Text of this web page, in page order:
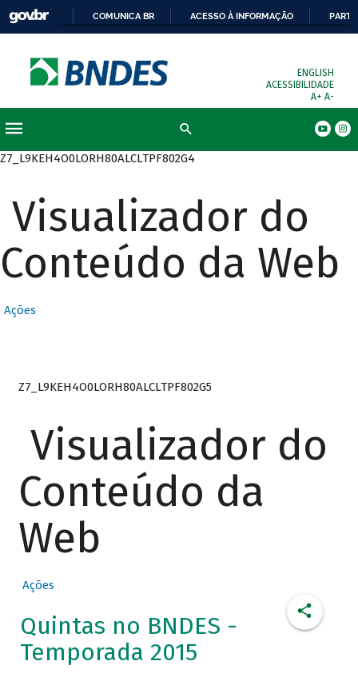
COMUNICA BR ACESSO À INFORMAÇÃO
ENGLISH
ACESSIBILIDADE
A+ A-
Z7_L9KEH4O0LORH80ALCLTPF802G4
Visualizador do
Conteúdo da Web
Ações
Z7_L9KEH4O0LORH80ALCLTPF802G5
Visualizador do
Conteúdo da
Web
Ações
Quintas no BNDES -
Temporada 2015